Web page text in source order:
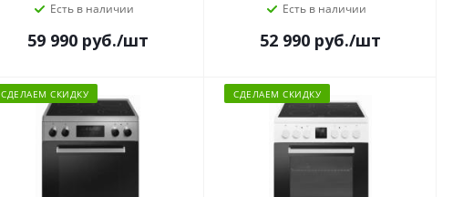
Есть в наличии
59 990 руб./шт
Есть в наличии
52 990 руб./шт
СДЕЛАЕМ СКИДКУ СДЕЛАЕМ СКИДКУ